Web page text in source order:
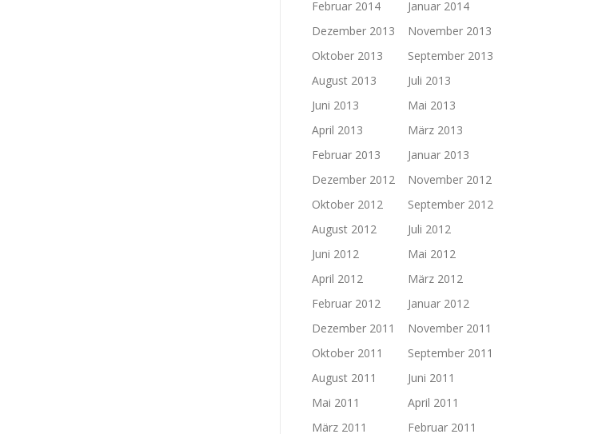
Februar 2014
Januar 2014
Dezember 2013
November 2013
Oktober 2013
September 2013
August 2013
Juli 2013
Juni 2013
Mai 2013
April 2013
März 2013
Februar 2013
Januar 2013
Dezember 2012
November 2012
Oktober 2012
September 2012
August 2012
Juli 2012
Juni 2012
Mai 2012
April 2012
März 2012
Februar 2012
Januar 2012
Dezember 2011
November 2011
Oktober 2011
September 2011
August 2011
Juni 2011
Mai 2011
April 2011
März 2011
Februar 2011